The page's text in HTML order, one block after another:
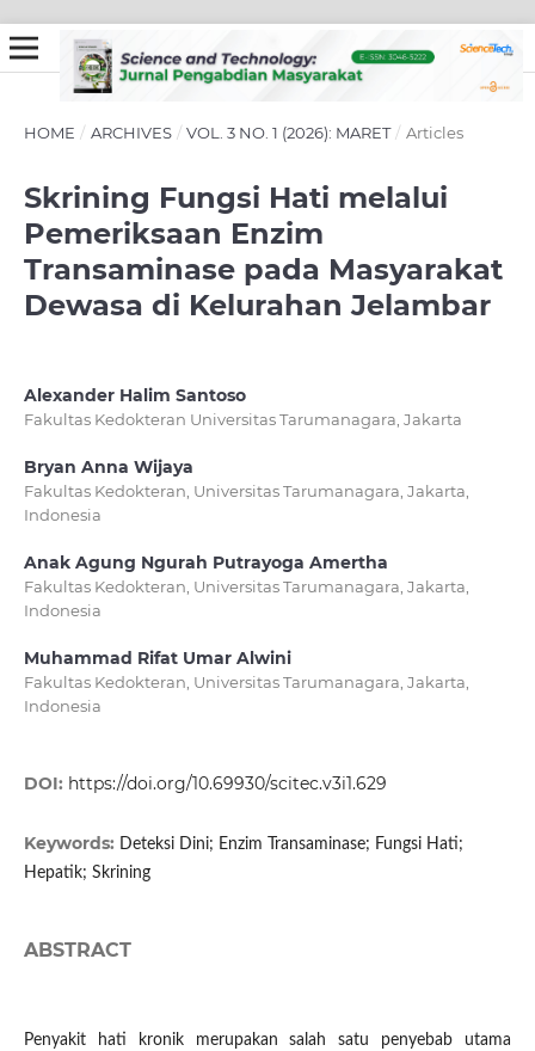
HOME / ARCHIVES / VOL. 3 NO. 1 (2026): MARET / Articles
Skrining Fungsi Hati melalui
Pemeriksaan Enzim
Transaminase pada Masyarakat
Dewasa di Kelurahan Jelambar
Alexander Halim Santoso
Fakultas Kedokteran Universitas Tarumanagara, Jakarta
Bryan Anna Wijaya
Fakultas Kedokteran, Universitas Tarumanagara, Jakarta,
Indonesia
Anak Agung Ngurah Putrayoga Amertha
Fakultas Kedokteran, Universitas Tarumanagara, Jakarta,
Indonesia
Muhammad Rifat Umar Alwini
Fakultas Kedokteran, Universitas Tarumanagara, Jakarta,
Indonesia
DOI: https://doi.org/10.69930/scitec.v3i1.629
Keywords: Deteksi Dini; Enzim Transaminase; Fungsi Hati;
Hepatik; Skrining
ABSTRACT
Penyakit hati kronik merupakan salah satu penyebab utama